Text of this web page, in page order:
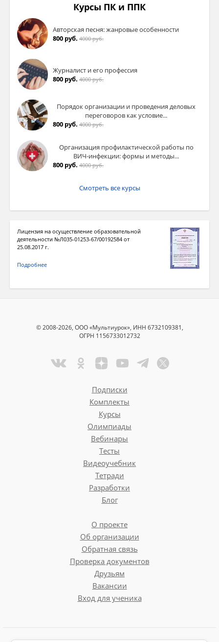
Курсы ПК и ППК
Авторская песня: жанровые особенности
800 руб. 4000 руб.
Журналист и его профессия
800 руб. 4000 руб.
Порядок организации и проведения деловых
переговоров как условие...
800 руб. 4000 руб.
Организация профилактической работы по
ВИЧ-инфекции: формы и методы...
800 руб. 4000 руб.
Смотреть все курсы
Лицензия на осуществление образовательной
деятельности №Л035-01253-67/00192584 от
25.08.2017 г.
Подробнее
© 2008-2026, ООО «Мультиурок», ИНН 6732109381,
ОГРН 1156733012732
Подписки
Комплекты
Курсы
Олимпиады
Вебинары
Тесты
Видеоучебник
Тетради
Разработки
Блог
О проекте
Об организации
Обратная связь
Проверка документов
Друзьям
Вакансии
Вход для ученика